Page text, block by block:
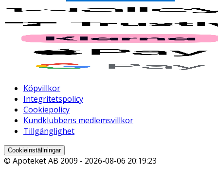
Köpvillkor
Integritetspolicy
Cookiepolicy
Kundklubbens medlemsvillkor
Tillgänglighet
Cookieinställningar
© Apoteket AB 2009 - 2026-08-06 20:19:23